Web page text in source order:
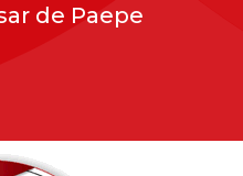
de Paepe